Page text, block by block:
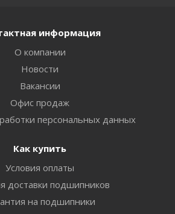
информация
О компании
Новости
Вакансии
Офис продаж
персональных данных
Как купить
Условия оплаты
доставки подшипников
на подшипники